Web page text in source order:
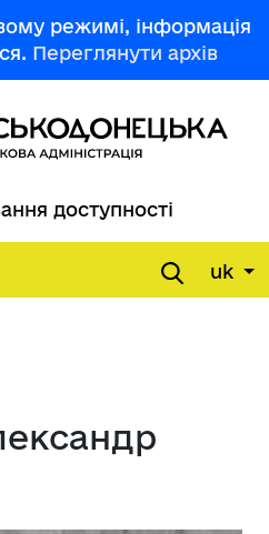
режимі, інформація
Переглянути архів
доступності
uk